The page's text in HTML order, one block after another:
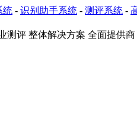
统 - 识别助手系统 - 测评系统 -
测评 整体解决方案 全面提供商